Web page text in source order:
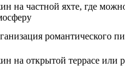
на частной яхте, где
романтического
на открытой террасе или